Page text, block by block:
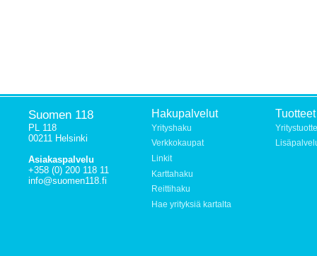
Suomen 118
PL 118
00211 Helsinki
Asiakaspalvelu
+358 (0) 200 118 11
info@suomen118.fi
Hakupalvelut
Yrityshaku
Verkkokaupat
Linkit
Karttahaku
Reittihaku
Hae yrityksiä kartalta